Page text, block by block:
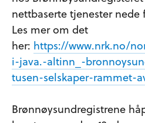
nettbaserte tjenester nede
Les mer om det
her: https://www.nrk.no/
i-java.-altinn_-
tusen-selskaper-rammet-
Brønnøysundregistrene